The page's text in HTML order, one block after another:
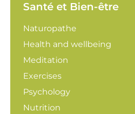
Santé et Bien-être
Naturopathe
Health and wellbeing
Meditation
Exercises
Psychology
Nutrition